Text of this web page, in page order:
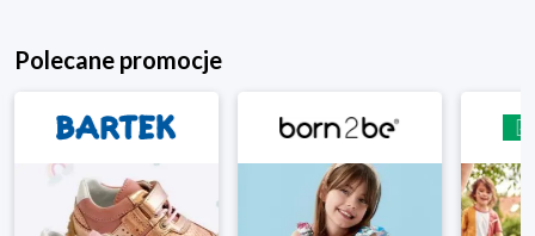
Polecane promocje